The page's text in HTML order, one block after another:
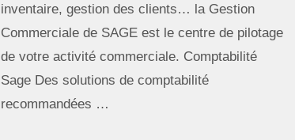
inventaire, gestion des clients… la Gestion
Commerciale de SAGE est le centre de pilotage
de votre activité commerciale. Comptabilité
Sage Des solutions de comptabilité
recommandées …